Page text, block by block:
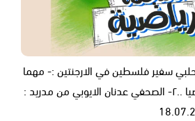
حلبي سفير فلسطين في الارجنتين :- مهما
كانت النتيجه ساكون راضيا ..٢- الصحفي عدنان الايوبي من مدريد :